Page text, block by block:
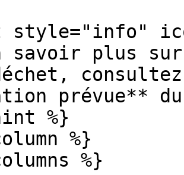
style="info"
savoir plus
prévue**
%}
%}
%}